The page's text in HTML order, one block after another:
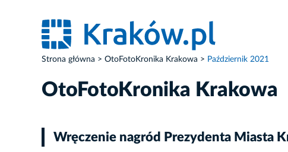
Strona główna OtoFotoKronika Krakowa Październik 2021
OtoFotoKronika Krakowa
Wręczenie nagród Prezydenta Miasta